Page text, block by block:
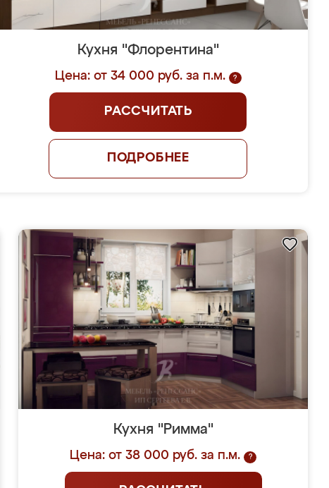
Кухня "Флорентина"
Цена: от 34 000 руб. за п.м. ?
РАССЧИТАТЬ
ПОДРОБНЕЕ
Кухня "Римма"
Цена: от 38 000 руб. за п.м. ?